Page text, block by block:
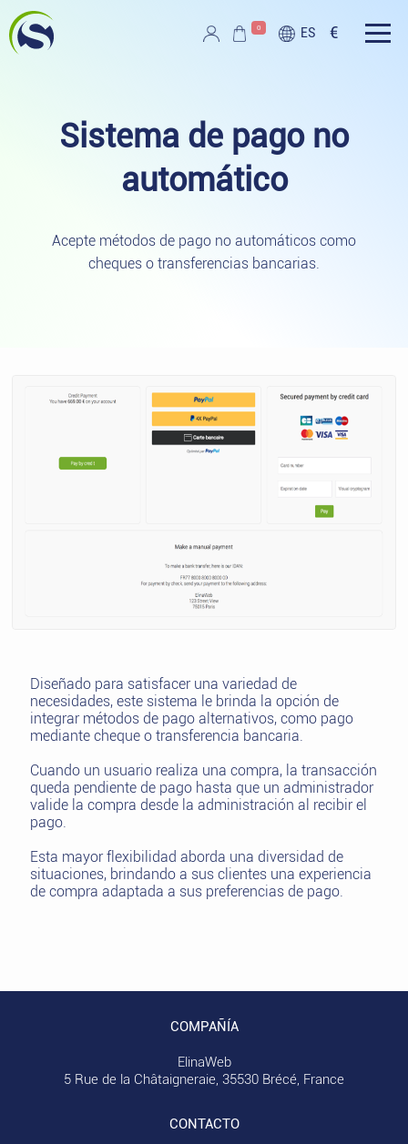
Ir al contenido principal
0 ES €
Sistema de pago no
automático
Acepte métodos de pago no automáticos como
cheques o transferencias bancarias.
Diseñado para satisfacer una variedad de
necesidades, este sistema le brinda la opción de
integrar métodos de pago alternativos, como pago
mediante cheque o transferencia bancaria.
Cuando un usuario realiza una compra, la transacción
queda pendiente de pago hasta que un administrador
valide la compra desde la administración al recibir el
pago.
Esta mayor flexibilidad aborda una diversidad de
situaciones, brindando a sus clientes una experiencia
de compra adaptada a sus preferencias de pago.
COMPAÑÍA
ElinaWeb
5 Rue de la Châtaigneraie, 35530 Brécé, France
CONTACTO